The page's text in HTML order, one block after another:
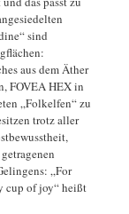
sind
aus dem Äther
FOVEA HEX in
„Folkelfen“ zu
trotz aller
„For
cup of joy“ heißt